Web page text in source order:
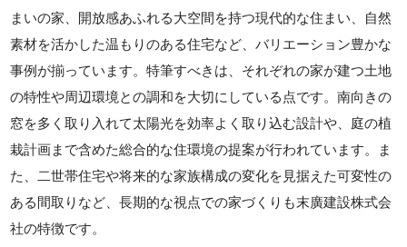
まいの家、開放感あふれる大空間を持つ現代的な住まい、自然
素材を活かした温もりのある住宅など、バリエーション豊かな
事例が揃っています。特筆すべきは、それぞれの家が建つ土地
の特性や周辺環境との調和を大切にしている点です。南向きの
窓を多く取り入れて太陽光を効率よく取り込む設計や、庭の植
栽計画まで含めた総合的な住環境の提案が行われています。ま
た、二世帯住宅や将来的な家族構成の変化を見据えた可変性の
ある間取りなど、長期的な視点での家づくりも末廣建設株式会
社の特徴です。